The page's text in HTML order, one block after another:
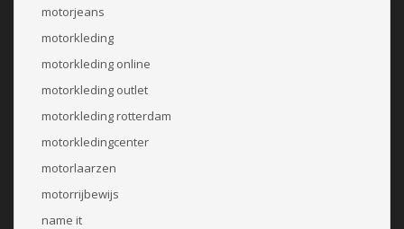
motorjeans
motorkleding
motorkleding online
motorkleding outlet
motorkleding rotterdam
motorkledingcenter
motorlaarzen
motorrijbewijs
name it